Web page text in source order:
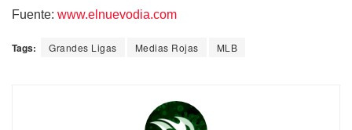
Fuente: www.elnuevodia.com
Tags: Grandes Ligas Medias Rojas MLB